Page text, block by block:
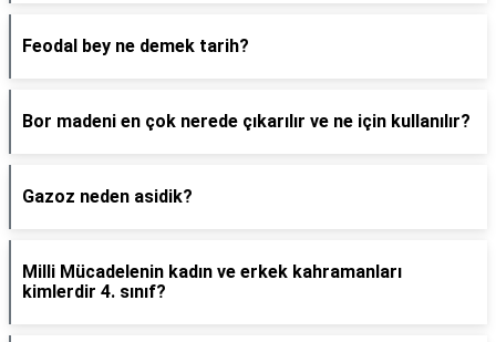
Feodal bey ne demek tarih?
Bor madeni en çok nerede çıkarılır ve ne için kullanılır?
Gazoz neden asidik?
Milli Mücadelenin kadın ve erkek kahramanları
kimlerdir 4. sınıf?